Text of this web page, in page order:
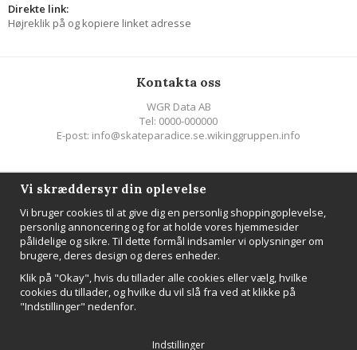
Direkte link:
Højreklik på og kopiere linket adresse
Kontakta oss
WGR Data AB
Tel: 0000-000000
E-post: info@skateparadice.se.wikinggruppen.info
NYHEDSBREV
Tilmeld
Vi skræddersyr din oplevelse
Vi bruger cookies til at give dig en personlig shoppingoplevelse,
personlig annoncering og for at holde vores hjemmesider
pålidelige og sikre. Til dette formål indsamler vi oplysninger om
brugere, deres design og deres enheder.
Klik på "Okay", hvis du tillader alle cookies eller vælg, hvilke
cookies du tillader, og hvilke du vil slå fra ved at klikke på
"Indstillinger" nedenfor.
Indstillinger